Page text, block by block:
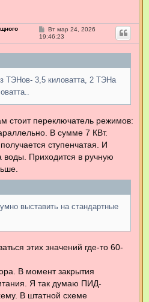
С
о
о
и
Вт мар 24, 2026
19:46:23
ТЭНов- 3,5 киловатта, 2 ТЭНа
стоит переключатель режимов:
В сумме 7 КВт.
ступенчатая. И
воды. Приходится в ручную
выставить на стандартные
этих значений где-то 60-
В момент закрытия
Я так думаю ПИД-
В штатной схеме